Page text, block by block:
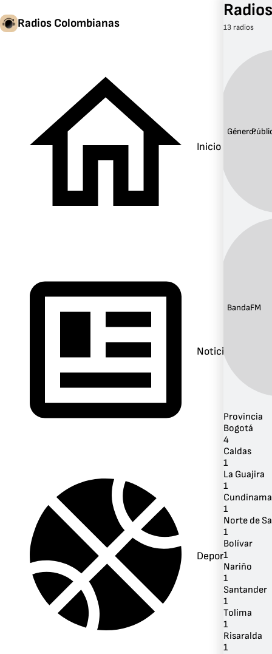
Radios Colombianas
Inicio
Noticias
Deportes
13 radios
Género:
Banda:FM
Provincia
Bogotá
4
Caldas
1
La Guajira
1
1
Norte de
1
Bolívar
1
Nariño
1
Santander
1
Tolima
1
Risaralda
1